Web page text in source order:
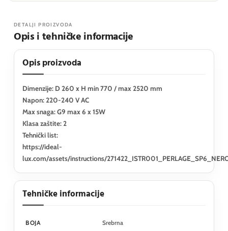
DETALJI PROIZVODA
Opis i tehničke informacije
Opis proizvoda
Dimenzije: D 260 x H min 770 / max 2520 mm
Napon: 220-240 V AC
Max snaga: G9 max 6 x 15W
Klasa zaštite: 2
Tehnički list:
https://ideal-
lux.com/assets/instructions/
Tehničke informacije
BOJA Srebrna